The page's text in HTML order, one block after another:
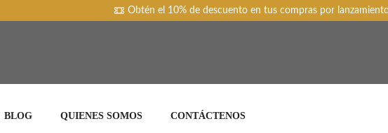
Obtén el 10% de descuento en tus compras por
BLOG QUIENES SOMOS CONTÁCTENOS